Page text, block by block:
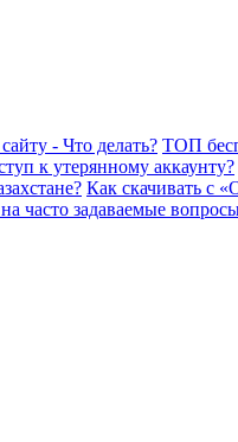
- Что делать? ТОП
к утерянному аккаунту?
Как скачивать с
часто задаваемые